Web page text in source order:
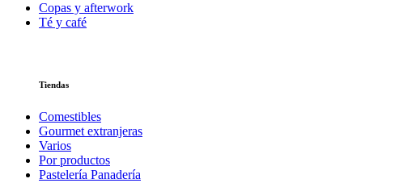
Copas y afterwork
Té y café
Tiendas
Comestibles
Gourmet extranjeras
Varios
Por productos
Pastelería Panadería